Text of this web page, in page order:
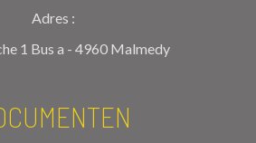
Adres :
1 Bus a - 4960 Malmedy